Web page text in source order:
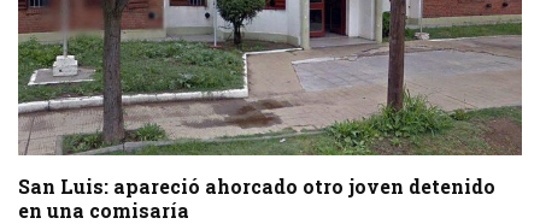
San Luis: apareció ahorcado otro joven detenido
en una comisaría